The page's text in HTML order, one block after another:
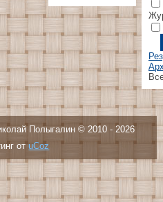
Полыгалин © 2010 - 2026
отuCoz